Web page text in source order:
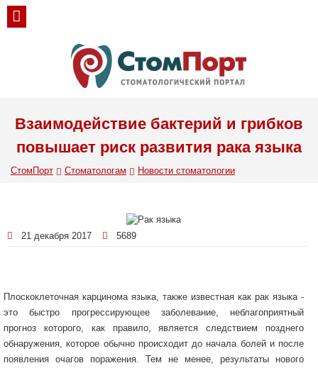
Взаимодействие бактерий и грибков
повышает риск развития рака языка
СтомПорт Стоматологам Новости стоматологии
21 декабря 2017 5689
Плоскоклеточная карцинома языка, также известная как рак языка -
это быстро прогрессирующее заболевание, неблагоприятный
прогноз которого, как правило, является следствием позднего
обнаружения, которое обычно происходит до начала болей и после
появления очагов поражения. Тем не менее, результаты нового